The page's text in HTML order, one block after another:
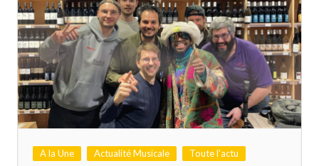
A la Une Actualité Musicale Toute l'actu